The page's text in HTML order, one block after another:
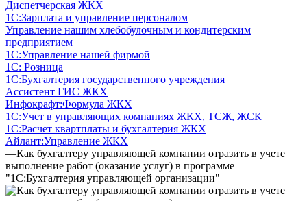
Диспетчерская ЖКХ
1С:Зарплата и управление персоналом
Управление нашим хлебобулочным и кондитерским
предприятием
1С:Управление нашей фирмой
1С: Розница
1С:Бухгалтерия государственного учреждения
Ассистент ГИС ЖКХ
Инфокрафт:Формула ЖКХ
1С:Учет в управляющих компаниях ЖКХ, ТСЖ, ЖСК
1С:Расчет квартплаты и бухгалтерия ЖКХ
Айлант:Управление ЖКХ
—Как бухгалтеру управляющей компании отразить в учете
выполнение работ (оказание услуг) в программе
"1С:Бухгалтерия управляющей организации"